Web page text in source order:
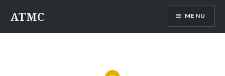
para
conteúdo
ATMC MENU